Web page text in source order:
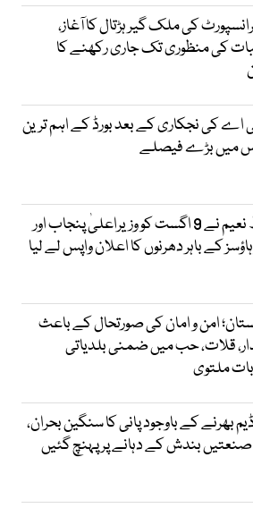
کی ملک گیر ہڑتال کا آغاز،
کی منظوری تک جاری رکھنے کا
اے کی نجکاری کے بعد بورڈ کے اہم ترین
میں بڑے فیصلے
حافظ نعیم نے 9 اگست کو وزیراعلیٰ پنجاب اور
ہاؤسز کے باہر دھرنوں کا اعلان واپس لے لیا
امن و امان کی صورتحال کے باعث
قلات، حب میں ضمنی بلدیاتی
ملتوی
بھرنے کے باوجود پانی کا سنگین بحران،